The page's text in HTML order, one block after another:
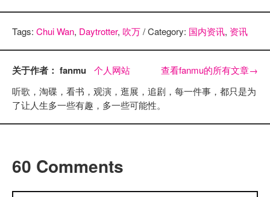
Tags: Chui Wan, Daytrotter, 吹万/ Category: 国内资讯, 资讯
关于作者： fanmu 个人网站 查看fanmu的所有文章→
听歌，淘碟，看书，观演，逛展，追剧，每一件事，都只是为
了让人生多一些有趣，多一些可能性。
60 Comments